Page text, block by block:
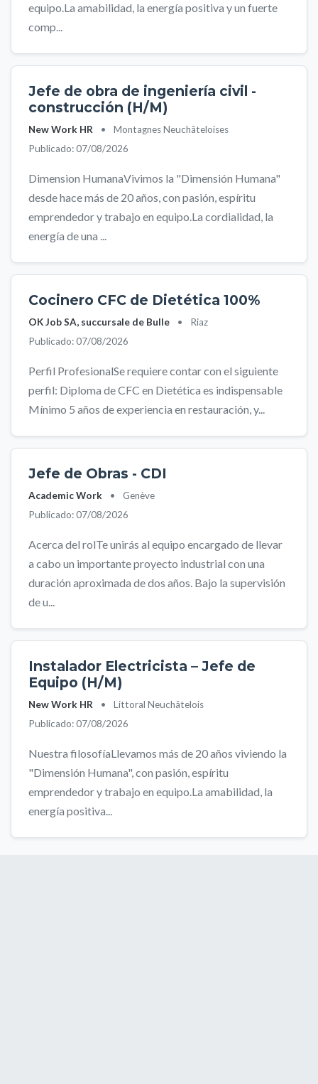
equipo.La amabilidad, la energía positiva y un fuerte
comp...
Jefe de obra de ingeniería civil -
construcción (H/M)
New Work HR •
Montagnes Neuchâteloises
Publicado: 07/08/2026
Dimension HumanaVivimos la "Dimensión Humana"
desde hace más de 20 años, con pasión, espíritu
emprendedor y trabajo en equipo.La cordialidad, la
energía de una ...
Cocinero CFC de Dietética 100%
OK Job SA, succursale de Bulle •
Riaz
Publicado: 07/08/2026
Perfil ProfesionalSe requiere contar con el siguiente
perfil: Diploma de CFC en Dietética es indispensable
Mínimo 5 años de experiencia en restauración, y...
Jefe de Obras - CDI
Academic Work •
Genève
Publicado: 07/08/2026
Acerca del rolTe unirás al equipo encargado de llevar
a cabo un importante proyecto industrial con una
duración aproximada de dos años. Bajo la supervisión
de u...
Instalador Electricista – Jefe de
Equipo (H/M)
New Work HR •
Littoral Neuchâtelois
Publicado: 07/08/2026
Nuestra filosofíaLlevamos más de 20 años viviendo la
"Dimensión Humana", con pasión, espíritu
emprendedor y trabajo en equipo.La amabilidad, la
energía positiva...